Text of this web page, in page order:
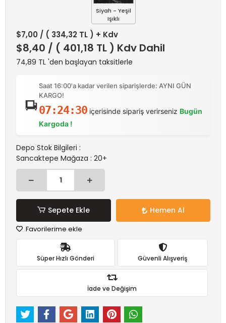
Siyah - Yeşil
Işıklı
$7,00 / ( 334,32 TL ) + Kdv
$8,40 / ( 401,18 TL ) Kdv Dahil
74,89 TL 'den başlayan taksitlerle
Saat 16:00'a kadar verilen siparişlerde: AYNI GÜN
KARGO!
07:24:30içerisinde sipariş verirseniz Bugün
Kargoda !
Depo Stok Bilgileri :
Sancaktepe Mağaza : 20+
Sepete Ekle Hemen Al
Favorilerime ekle
Süper Hızlı Gönderi Güvenli Alışveriş
İade ve Değişim